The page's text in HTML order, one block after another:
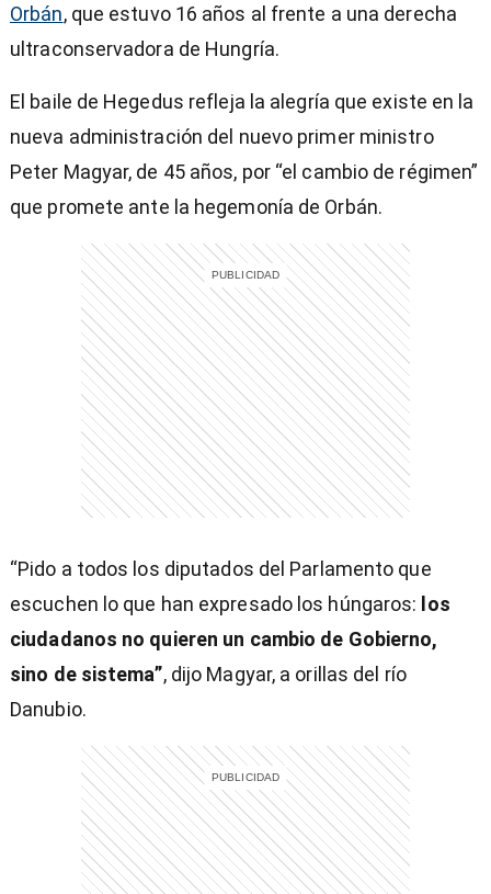
Orbán, que estuvo 16 años al frente a una derecha
ultraconservadora de Hungría.
El baile de Hegedus refleja la alegría que existe en la
nueva administración del nuevo primer ministro
Peter Magyar, de 45 años, por “el cambio de régimen”
que promete ante la hegemonía de Orbán.
“Pido a todos los diputados del Parlamento que
escuchen lo que han expresado los húngaros: los
ciudadanos no quieren un cambio de Gobierno,
sino de sistema”, dijo Magyar, a orillas del río
Danubio.